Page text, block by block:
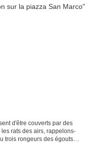
d'être couverts par des
rats des airs, rappelons-
trois rongeurs des égouts